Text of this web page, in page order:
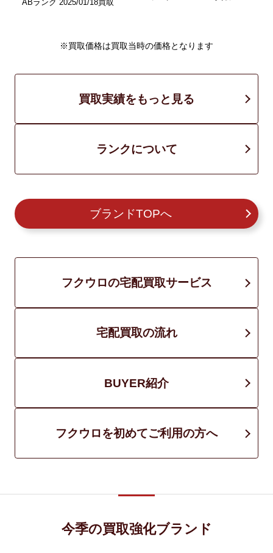
ABランク 2025/01/18買取
※買取価格は買取当時の価格となります
買取実績をもっと見る
ランクについて
ブランドTOPへ
フクウロの宅配買取サービス
宅配買取の流れ
BUYER紹介
フクウロを初めてご利用の方へ
今季の買取強化ブランド